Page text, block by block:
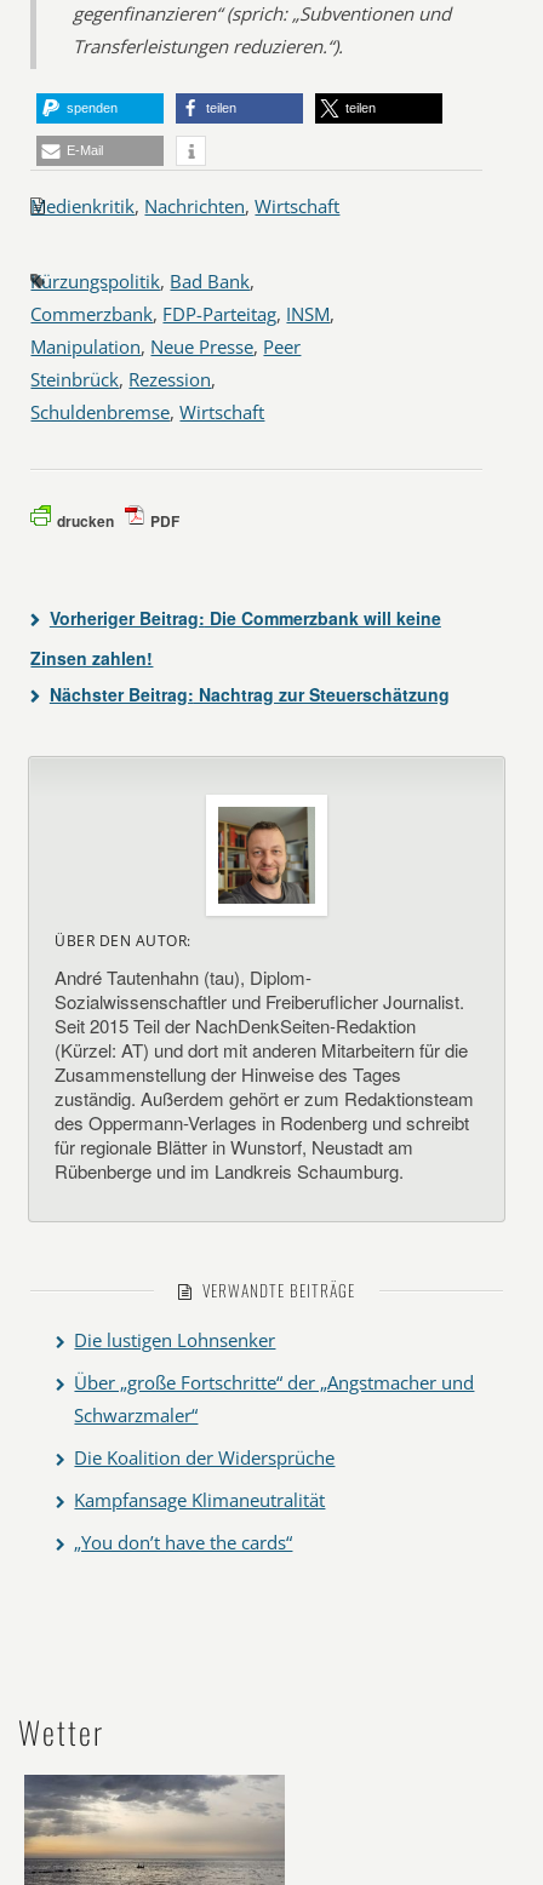
gegenfinanzieren“ (sprich: „Subventionen und
Transferleistungen reduzieren.“).
spenden teilen teilen
E-Mail
Medienkritik, Nachrichten,Wirtschaft
Kürzungspolitik, Bad Bank,
Commerzbank, FDP-Parteitag, INSM,
Manipulation, Neue Presse, Peer
Steinbrück, Rezession,
Schuldenbremse,Wirtschaft
drucken PDF
Vorheriger Beitrag: Die Commerzbank will keine
Zinsen zahlen!
Nächster Beitrag: Nachtrag zur Steuerschätzung
ÜBER DEN AUTOR:
André Tautenhahn (tau), Diplom-
Sozialwissenschaftler und Freiberuflicher Journalist.
Seit 2015 Teil der NachDenkSeiten-Redaktion
(Kürzel: AT) und dort mit anderen Mitarbeitern für die
Zusammenstellung der Hinweise des Tages
zuständig. Außerdem gehört er zum Redaktionsteam
des Oppermann-Verlages in Rodenberg und schreibt
für regionale Blätter in Wunstorf, Neustadt am
Rübenberge und im Landkreis Schaumburg.
VERWANDTE BEITRÄGE
Die lustigen Lohnsenker
Über „große Fortschritte“ der „Angstmacher und
Schwarzmaler“
Die Koalition der Widersprüche
Kampfansage Klimaneutralität
„You don’t have the cards“
Wetter